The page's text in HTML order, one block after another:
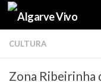
Skip to content
CULTURA
Zona Ribeirinha